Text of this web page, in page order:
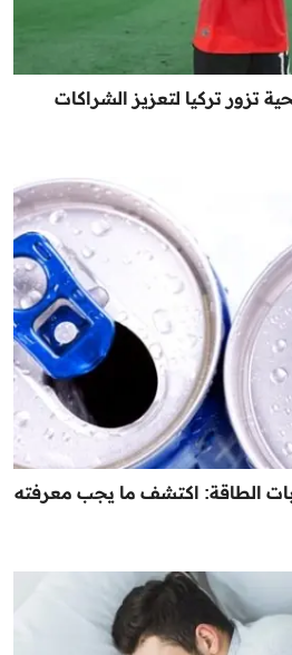
تزور تركيا لتعزيز الشراكات
الطاقة: اكتشف ما يجب معرفته